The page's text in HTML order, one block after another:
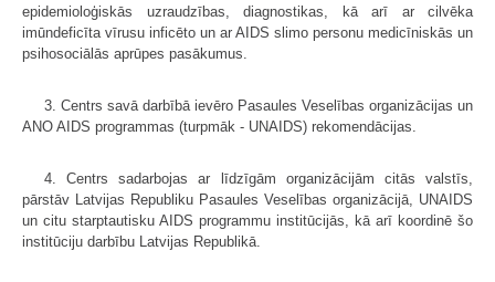
epidemioloģiskās uzraudzības, diagnostikas, kā arī ar cilvēka
imūndeficīta vīrusu inficēto un ar AIDS slimo personu medicīniskās un
psihosociālās aprūpes pasākumus.
3. Centrs savā darbībā ievēro Pasaules Veselības organizācijas un
ANO AIDS programmas (turpmāk - UNAIDS) rekomendācijas.
4. Centrs sadarbojas ar līdzīgām organizācijām citās valstīs,
pārstāv Latvijas Republiku Pasaules Veselības organizācijā, UNAIDS
un citu starptautisku AIDS programmu institūcijās, kā arī koordinē šo
institūciju darbību Latvijas Republikā.